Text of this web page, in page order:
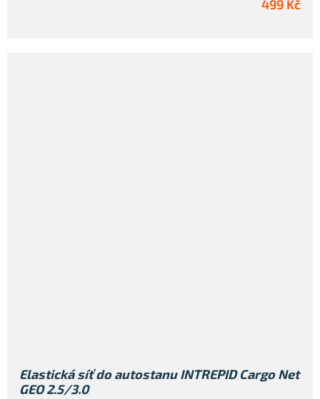
499 Kč
Elastická síť do autostanu INTREPID Cargo Net
GEO 2.5/3.0